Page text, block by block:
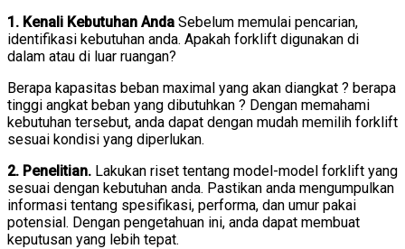
1. Kenali Kebutuhan Anda Sebelum memulai pencarian,
identifikasi kebutuhan anda. Apakah forklift digunakan di
dalam atau di luar ruangan?
Berapa kapasitas beban maximal yang akan diangkat ? berapa
tinggi angkat beban yang dibutuhkan ? Dengan memahami
kebutuhan tersebut, anda dapat dengan mudah memilih forklift
sesuai kondisi yang diperlukan.
2. Penelitian. Lakukan riset tentang model-model forklift yang
sesuai dengan kebutuhan anda. Pastikan anda mengumpulkan
informasi tentang spesifikasi, performa, dan umur pakai
potensial. Dengan pengetahuan ini, anda dapat membuat
keputusan yang lebih tepat.